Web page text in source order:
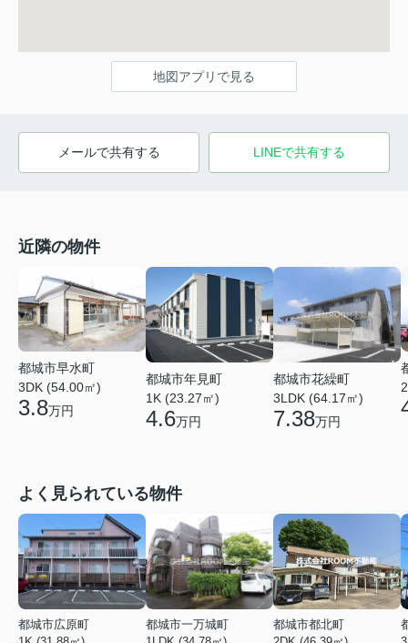
地図アプリで見る
メールで共有する LINEで共有する
近隣の物件
都城市早水町
3DK (54.00㎡)
3.8万円
都城市年見町
1K (23.27㎡)
4.6万円
都城市花繰町
3LDK (64.17㎡)
7.38万円
よく見られている物件
都城市広原町
都城市一万城町
都城市都北町